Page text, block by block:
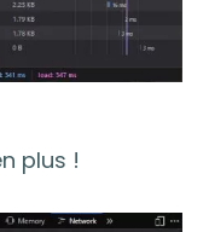
plus !